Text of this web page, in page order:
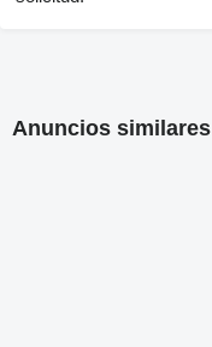
Anuncios similares